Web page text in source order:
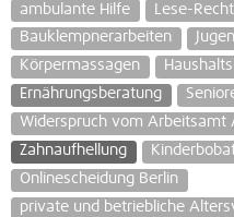
ambulante Hilfe
Lese-
Bauklempnerarbeiten
Körpermassagen
Ernährungsberatung
Widerspruch vom Arbeitsamt
Zahnaufhellung
Onlinescheidung Berlin
private und betriebliche